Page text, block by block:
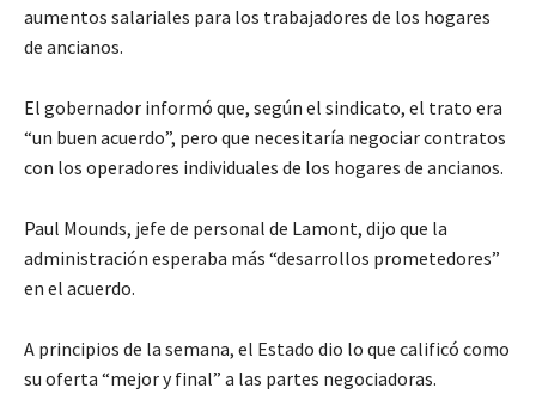
aumentos salariales para los trabajadores de los hogares
de ancianos.
El gobernador informó que, según el sindicato, el trato era
“un buen acuerdo”, pero que necesitaría negociar contratos
con los operadores individuales de los hogares de ancianos.
Paul Mounds, jefe de personal de Lamont, dijo que la
administración esperaba más “desarrollos prometedores”
en el acuerdo.
A principios de la semana, el Estado dio lo que calificó como
su oferta “mejor y final” a las partes negociadoras.